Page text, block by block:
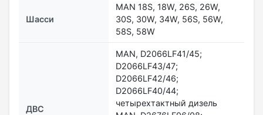
Шасси
MAN 18S, 18W, 26S, 26W,
30S, 30W, 34W, 56S, 56W,
58S, 58W
ДВС
MAN, D2066LF41/45;
D2066LF43/47;
D2066LF42/46;
D2066LF40/44;
четырехтактный дизель